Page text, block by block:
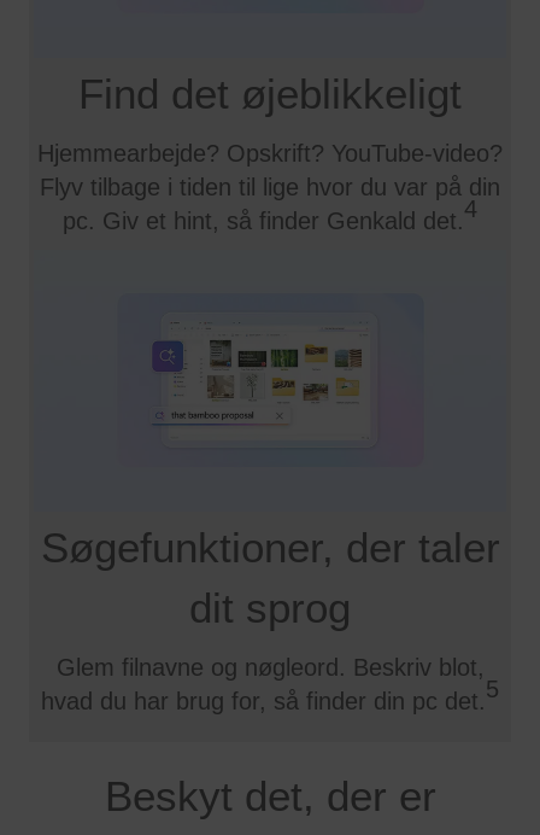
Find det øjeblikkeligt
Hjemmearbejde? Opskrift? YouTube-video?
Flyv tilbage i tiden til lige hvor du var på din
pc. Giv et hint, så finder Genkald det.4
Søgefunktioner, der taler
dit sprog
Glem filnavne og nøgleord. Beskriv blot,
hvad du har brug for, så finder din pc det.5
Beskyt det, der er